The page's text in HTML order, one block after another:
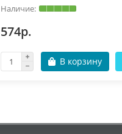
574р.
В корзину